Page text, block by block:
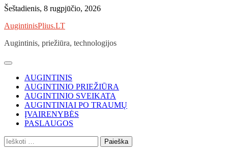
Skip
content
Šeštadienis, 8 rugpjūčio, 2026
AugintinisPlius.LT
Augintinis, priežiūra, technologijos
AUGINTINIS
AUGINTINIO PRIEŽIŪRA
AUGINTINIO SVEIKATA
AUGINTINIAI PO TRAUMŲ
ĮVAIRENYBĖS
PASLAUGOS
Ieškoti: